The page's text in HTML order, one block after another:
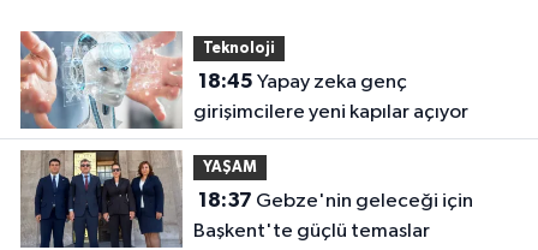
Teknoloji
18:45
girişimcilere yeni kapılar açıyor
YAŞAM
18:37
Başkent'te güçlü temaslar